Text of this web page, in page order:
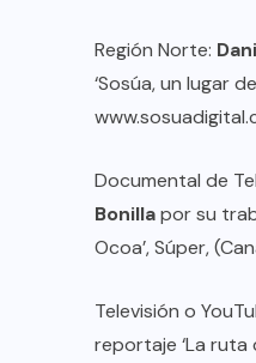
Región Norte:
‘Sosúa, un lugar
Documental de
Bonillapor su
Ocoa’, Súper,
Televisión o
reportaje ‘La ruta